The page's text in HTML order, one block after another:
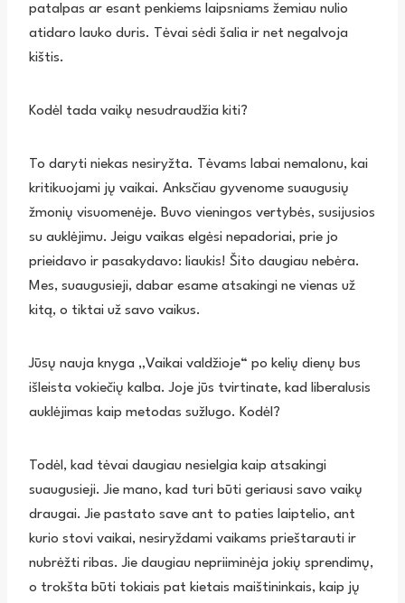
patalpas ar esant penkiems laipsniams žemiau nulio
atidaro lauko duris. Tėvai sėdi šalia ir net negalvoja
kištis.
Kodėl tada vaikų nesudraudžia kiti?
To daryti niekas nesiryžta. Tėvams labai nemalonu, kai
kritikuojami jų vaikai. Anksčiau gyvenome suaugusių
žmonių visuomenėje. Buvo vieningos vertybės, susijusios
su auklėjimu. Jeigu vaikas elgėsi nepadoriai, prie jo
prieidavo ir pasakydavo: liaukis! Šito daugiau nebėra.
Mes, suaugusieji, dabar esame atsakingi ne vienas už
kitą, o tiktai už savo vaikus.
Jūsų nauja knyga „Vaikai valdžioje“ po kelių dienų bus
išleista vokiečių kalba. Joje jūs tvirtinate, kad liberalusis
auklėjimas kaip metodas sužlugo. Kodėl?
Todėl, kad tėvai daugiau nesielgia kaip atsakingi
suaugusieji. Jie mano, kad turi būti geriausi savo vaikų
draugai. Jie pastato save ant to paties laiptelio, ant
kurio stovi vaikai, nesiryždami vaikams prieštarauti ir
nubrėžti ribas. Jie daugiau nepriiminėja jokių sprendimų,
o trokšta būti tokiais pat kietais maištininkais, kaip jų